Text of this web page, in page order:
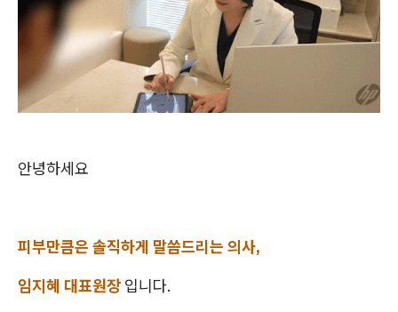
안녕하세요
피부만큼은 솔직하게 말씀드리는 의사,
임지혜 대표원장 입니다.